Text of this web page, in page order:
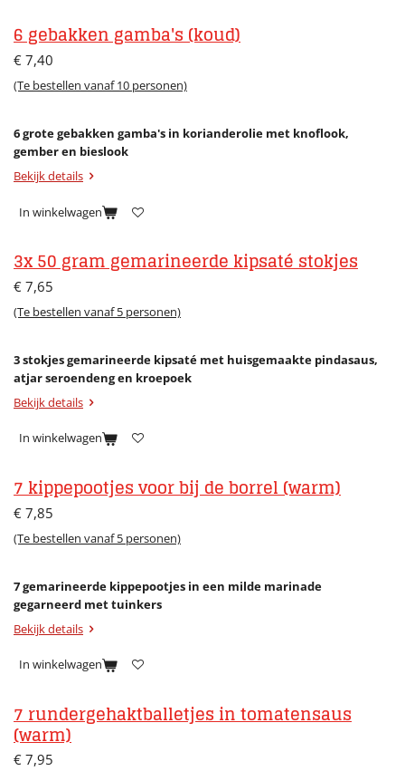
6 gebakken gamba's (koud)
€ 7,40
(Te bestellen vanaf 10 personen)
6 grote gebakken gamba's in korianderolie met knoflook,
gember en bieslook
Bekijk details
In winkelwagen
3x 50 gram gemarineerde kipsaté stokjes
€ 7,65
(Te bestellen vanaf 5 personen)
3 stokjes gemarineerde kipsaté met huisgemaakte pindasaus,
atjar seroendeng en kroepoek
Bekijk details
In winkelwagen
7 kippepootjes voor bij de borrel (warm)
€ 7,85
(Te bestellen vanaf 5 personen)
7 gemarineerde kippepootjes in een milde marinade
gegarneerd met tuinkers
Bekijk details
In winkelwagen
7 rundergehaktballetjes in tomatensaus
(warm)
€ 7,95